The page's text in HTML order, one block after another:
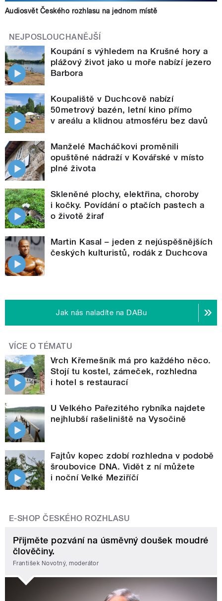
Audiosvět Českého rozhlasu na jednom místě
NEJPOSLOUCHANĚJŠÍ
Koupání s výhledem na Krušné hory a
plážový život jako u moře nabízí jezero
Barbora
Koupaliště v Duchcově nabízí
50metrový bazén, letní kino přímo
v areálu a klidnou atmosféru bez davů
Manželé Macháčkovi proměnili
opuštěné nádraží v Kovářské v místo
plné života
Skleněné plochy, elektřina, choroby
i kočky. Povídání o ptačích pastech a
o životě žiraf
Martin Kasal – jeden z nejúspěšnějších
českých kulturistů, rodák z Duchcova
Jak nás naladíte na DABu
VÍCE O TÉMATU
Vrch Křemešník má pro každého něco.
Stojí tu kostel, zámeček, rozhledna
i hotel s restaurací
U Velkého Pařezitého rybníka najdete
nejhlubší rašeliniště na Vysočině
Fajtův kopec zdobí rozhledna v podobě
šroubovice DNA. Vidět z ní můžete
i noční Velké Meziříčí
E-SHOP ČESKÉHO ROZHLASU
Přijměte pozvání na úsměvný doušek moudré
člověčiny.
František Novotný, moderátor